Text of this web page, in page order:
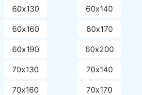
60х130 60х140
60х160 60х170
60х190 60х200
70х130 70х140
70х160 70х170